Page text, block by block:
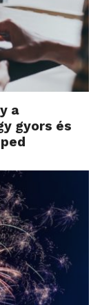
a
gyors és